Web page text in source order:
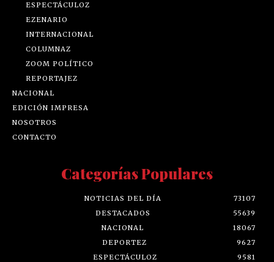
ESPECTÁCULOZ
EZENARIO
INTERNACIONAL
COLUMNAZ
ZOOM POLÍTICO
REPORTAJEZ
NACIONAL
EDICIÓN IMPRESA
NOSOTROS
CONTACTO
Categorías Populares
NOTICIAS DEL DÍA
73107
DESTACADOS
55639
NACIONAL
18067
DEPORTEZ
9627
ESPECTÁCULOZ
9581